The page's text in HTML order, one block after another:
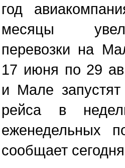
год
месяцы
перевозки на
17 июня по 29
и Мале
рейса в
еженедельных
сообщает